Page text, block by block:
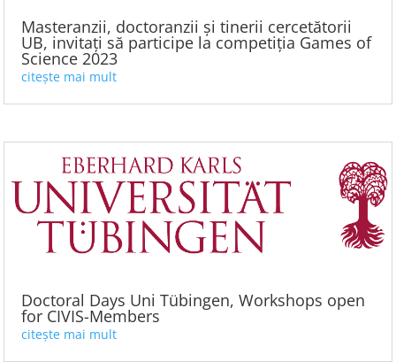
Masteranzii, doctoranzii și tinerii cercetătorii
UB, invitați să participe la competiția Games of
Science 2023
citește mai mult
Doctoral Days Uni Tübingen, Workshops open
for CIVIS-Members
citește mai mult